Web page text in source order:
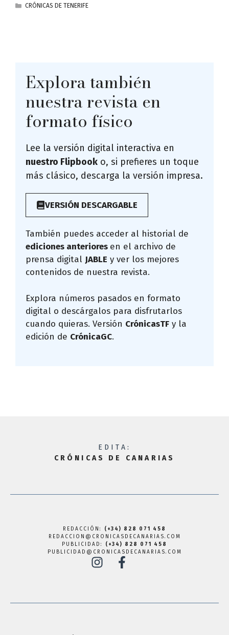
CATEGORÍAS
CRÓNICAS DE TENERIFE
Explora también
nuestra revista en
formato físico
Lee la versión digital interactiva en
nuestro Flipbook o, si prefieres un toque
más clásico, descarga la versión impresa.
VERSIÓN DESCARGABLE
También puedes acceder al historial de
ediciones anteriores en el archivo de
prensa digital JABLE y ver los mejores
contenidos de nuestra revista.
Explora números pasados en formato
digital o descárgalos para disfrutarlos
cuando quieras. Versión CrónicasTF y la
edición de CrónicaGC.
EDITA:
CRÓNICAS DE CANARIAS
REDACCIÓN: (+34) 828 071 458
REDACCION@CRONICASDECANARIAS.COM
PUBLICIDAD: (+34) 828 071 458
PUBLICIDAD@CRONICASDECANARIAS.COM